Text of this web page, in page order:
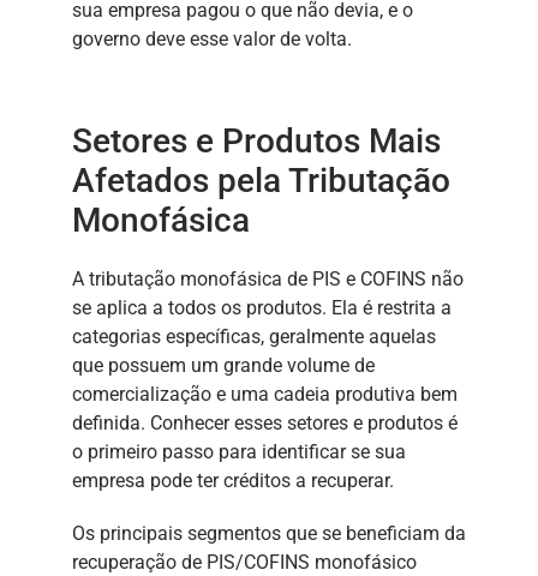
sua empresa pagou o que não devia, e o
governo deve esse valor de volta.
Setores e Produtos Mais
Afetados pela Tributação
Monofásica
A tributação monofásica de PIS e COFINS não
se aplica a todos os produtos. Ela é restrita a
categorias específicas, geralmente aquelas
que possuem um grande volume de
comercialização e uma cadeia produtiva bem
definida. Conhecer esses setores e produtos é
o primeiro passo para identificar se sua
empresa pode ter créditos a recuperar.
Os principais segmentos que se beneficiam da
recuperação de PIS/COFINS monofásico